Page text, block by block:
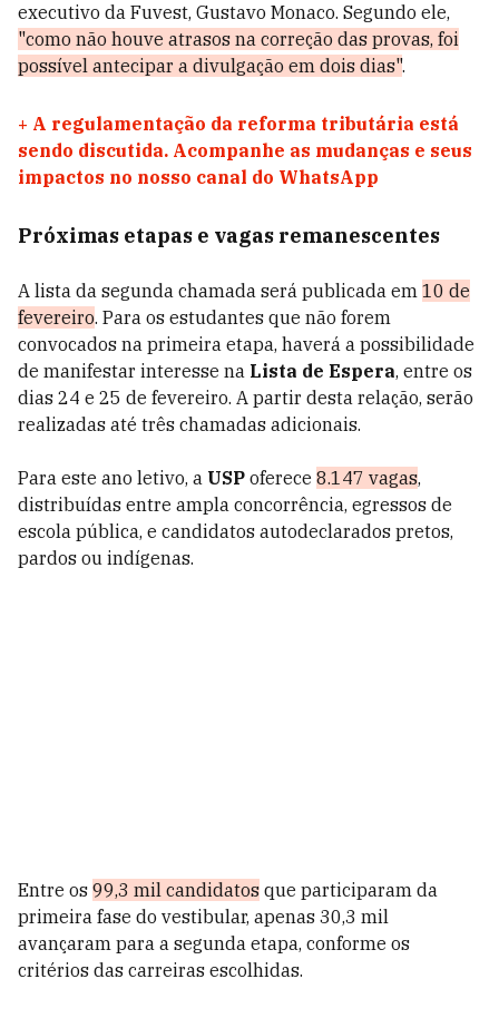
executivo da Fuvest, Gustavo Monaco. Segundo ele,
"como não houve atrasos na correção das provas, foi
possível antecipar a divulgação em dois dias".
+ A regulamentação da reforma tributária está
sendo discutida. Acompanhe as mudanças e seus
impactos no nosso canal do WhatsApp
Próximas etapas e vagas remanescentes
A lista da segunda chamada será publicada em 10 de
fevereiro. Para os estudantes que não forem
convocados na primeira etapa, haverá a possibilidade
de manifestar interesse na Lista de Espera, entre os
dias 24 e 25 de fevereiro. A partir desta relação, serão
realizadas até três chamadas adicionais.
Para este ano letivo, a USP oferece 8.147 vagas,
distribuídas entre ampla concorrência, egressos de
escola pública, e candidatos autodeclarados pretos,
pardos ou indígenas.
Entre os 99,3 mil candidatos que participaram da
primeira fase do vestibular, apenas 30,3 mil
avançaram para a segunda etapa, conforme os
critérios das carreiras escolhidas.